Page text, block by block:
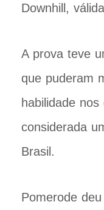
Downhill,
A prova teve
que puderam
habilidade
considerada
Brasil.
Pomerode